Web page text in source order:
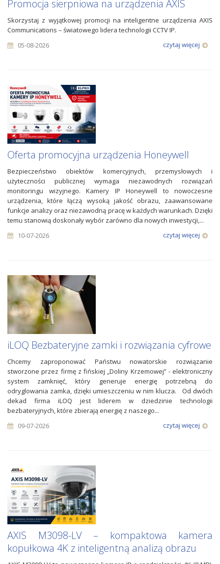
Promocja sierpniowa na urządzenia AXIS
Skorzystaj z wyjątkowej promocji na inteligentne urządzenia AXIS
Communications – światowego lidera technologii CCTV IP.
05-08-2026
czytaj więcej
Oferta promocyjna urządzenia Honeywell
Bezpieczeństwo obiektów komercyjnych, przemysłowych i
użyteczności publicznej wymaga niezawodnych rozwiązań
monitoringu wizyjnego. Kamery IP Honeywell to nowoczesne
urządzenia, które łączą wysoką jakość obrazu, zaawansowane
funkcje analizy oraz niezawodną pracę w każdych warunkach. Dzięki
temu stanowią doskonały wybór zarówno dla nowych inwestycji,...
10-07-2026
czytaj więcej
iLOQ Bezbateryjne zamki i rozwiązania cyfrowe
Chcemy zaproponować Państwu nowatorskie rozwiązanie
stworzone przez firmę z fińskiej „Doliny Krzemowej” - elektroniczny
system zamknięć, który generuje energię potrzebną do
odryglowania zamka, dzięki umieszczeniu w nim klucza. Od dwóch
dekad firma iLOQ jest liderem w dziedzinie technologii
bezbateryjnych, które zbierają energię z naszego...
09-07-2026
czytaj więcej
AXIS M3098-LV – kompaktowa kamera
kopułkowa 4K z inteligentną analizą obrazu